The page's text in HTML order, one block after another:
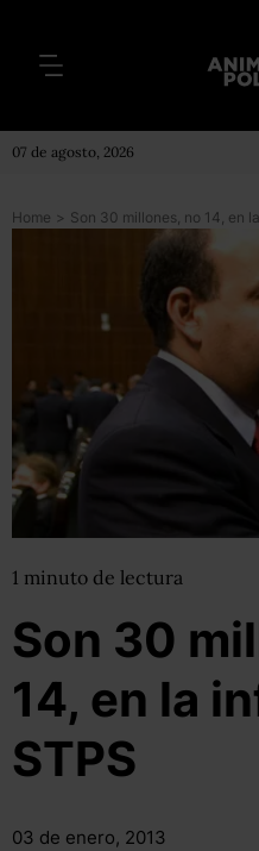
07 de agosto, 2026
Home >
1 minuto de lectura
Son 30
14, en la
STPS
03 de enero, 2013